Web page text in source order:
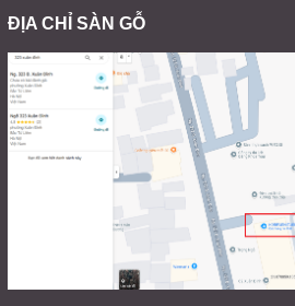
ĐỊA CHỈ SÀN GỖ